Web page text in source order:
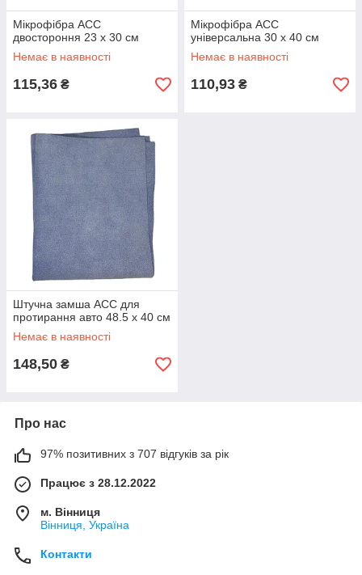
Мікрофібра ACC
двостороння 23 х 30 см
Немає в наявності
115,36 ₴
Мікрофібра ACC
універсальна 30 х 40 см
Немає в наявності
110,93 ₴
Штучна замша ACC для
протирання авто 48.5 x 40 см
Немає в наявності
148,50 ₴
Про нас
97% позитивних з 707 відгуків за рік
Працює з 28.12.2022
м. Вінниця
Вінниця, Україна
Контакти